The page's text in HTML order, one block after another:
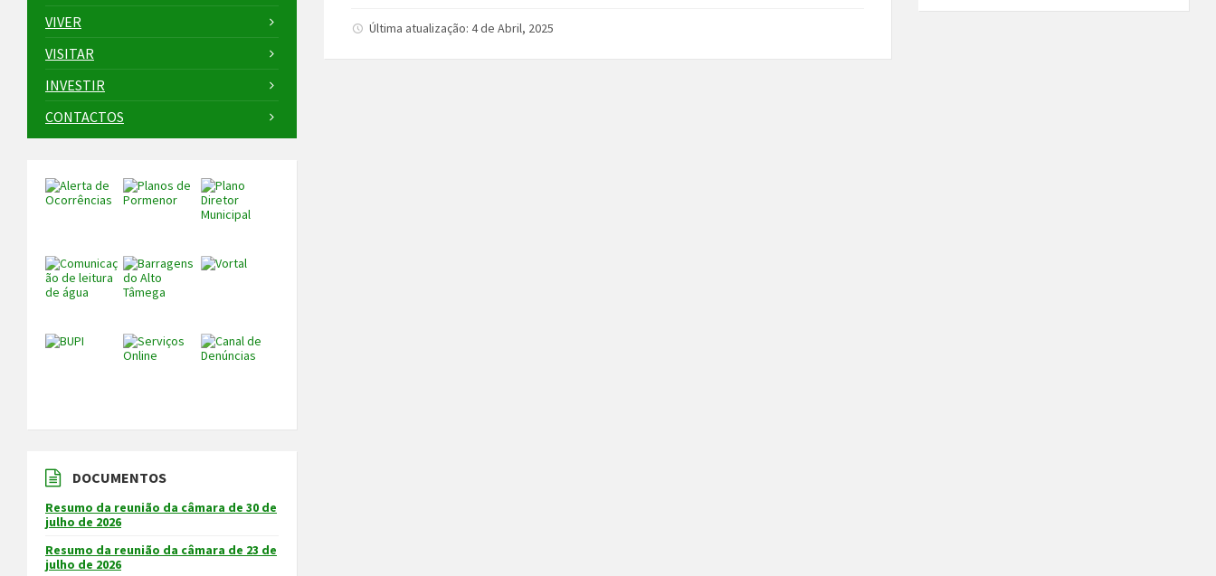
Última atualização: 4 de Abril, 2025
VIVER
VISITAR
INVESTIR
CONTACTOS
DOCUMENTOS
Resumo da reunião da câmara de 30 de
julho de 2026
Resumo da reunião da câmara de 23 de
julho de 2026